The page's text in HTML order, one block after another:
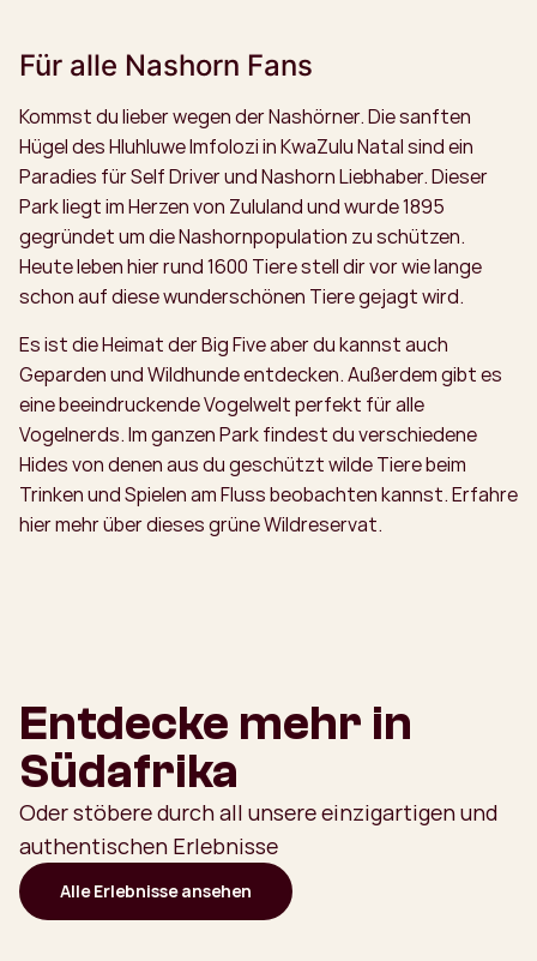
Für alle Nashorn Fans
Kommst du lieber wegen der Nashörner. Die sanften
Hügel des Hluhluwe Imfolozi in KwaZulu Natal sind ein
Paradies für Self Driver und Nashorn Liebhaber. Dieser
Park liegt im Herzen von Zululand und wurde 1895
gegründet um die Nashornpopulation zu schützen.
Heute leben hier rund 1600 Tiere stell dir vor wie lange
schon auf diese wunderschönen Tiere gejagt wird.
Es ist die Heimat der Big Five aber du kannst auch
Geparden und Wildhunde entdecken. Außerdem gibt es
eine beeindruckende Vogelwelt perfekt für alle
Vogelnerds. Im ganzen Park findest du verschiedene
Hides von denen aus du geschützt wilde Tiere beim
Trinken und Spielen am Fluss beobachten kannst. Erfahre
hier mehr über dieses grüne Wildreservat.
Entdecke mehr in
Südafrika
Oder stöbere durch all unsere einzigartigen und
authentischen Erlebnisse
Alle Erlebnisse ansehen